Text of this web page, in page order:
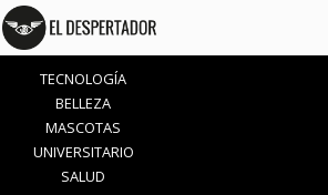
TECNOLOGÍA
BELLEZA
MASCOTAS
UNIVERSITARIO
SALUD